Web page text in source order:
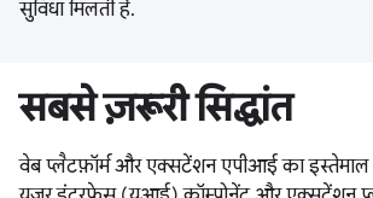
सुविधा मिलती है.
सबसे ज़रूरी सिद्धांत
वेब प्लैटफ़ॉर्म और एक्सटेंशन एपीआई का